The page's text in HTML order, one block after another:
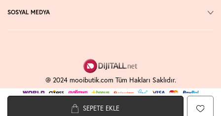
SEPETE EKLE
SOSYAL MEDYA
@ 2024 mooibutik.com Tüm Hakları Saklıdır.
-SoftE-Ticaret